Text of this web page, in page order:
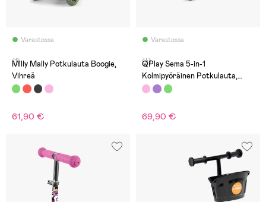
Varastossa
(1)
Milly Mally Potkulauta Boogie,
Vihreä
61,90 €
Varastossa
(4)
QPlay Sema 5-in-1
Kolmipyöräinen Potkulauta,
Vaaleanpunainen
69,90 €